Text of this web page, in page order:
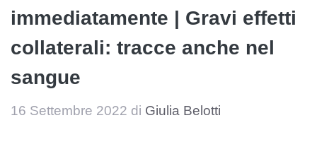
immediatamente | Gravi effetti
collaterali: tracce anche nel
sangue
16 Settembre 2022 di Giulia Belotti